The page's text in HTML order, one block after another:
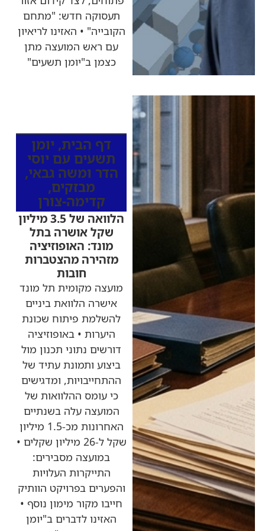
תעסוקה חדש: "מתחם
הקובייה" • האזינו לריאיון
עם ראש המועצה מתן
כצמן ב"יומן תשעים"
דף הבית, יומן
תשעים עם יוסי
הדר ומשה גבאי,
מבזקים,
קדימה-צורן
הלוואה של 3.5 מיליון
שקל אושרה בתל
מונד: האופוזיציה
מזהירה מהצטברות
חובות
מועצה מקומית תל מונד
אישרה הלוואת ביניים
להשלמת פיתוח שכונת
היערות • באופוזיציה
דורשים נתוני תכנון מול
ביצוע ותמונת עתיד של
ההתחייבויות, ומדגישים
כי עומס ההלוואות של
המועצה עלה בשנתיים
האחרונות מכ-1.5 מיליון
שקל ל-26 מיליון שקלים •
במועצה מסבירים:
התייקרות העלויות
והפערים בפרויקט הוותיק
חייבו מקור מימון נוסף •
האזינו לדברים ב"יומן